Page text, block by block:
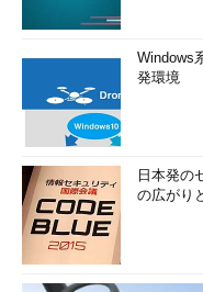
Windows
発環境
日本発の
の広がり